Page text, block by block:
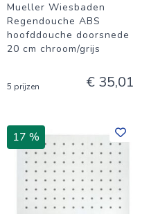
Mueller Wiesbaden
Regendouche ABS
hoofddouche doorsnede
20 cm chroom/grijs
5 prijzen € 35,01
17 %